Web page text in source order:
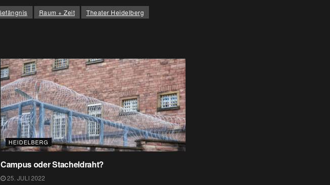
Raum + Zeit Theater Heidelberg
HEIDELBERG
Campus oder Stacheldraht?
25. JULI 2022